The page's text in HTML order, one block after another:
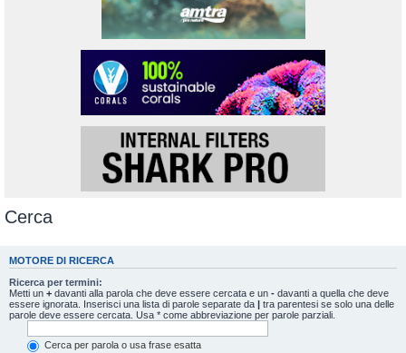
Cerca
MOTORE DI RICERCA
Ricerca per termini:
Metti un + davanti alla parola che deve essere cercata e un - davanti a quella che deve
essere ignorata. Inserisci una lista di parole separate da
tra parentesi se solo una delle
parole deve essere cercata. Usa * come abbreviazione per parole parziali.
Cerca per parola o usa frase esatta